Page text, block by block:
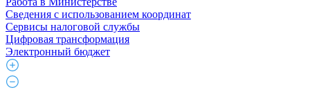
Cведения с использованием координат
Сервисы налоговой службы
Цифровая трансформация
Электронный бюджет